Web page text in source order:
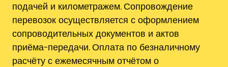
подачей и километражем. Сопровождение
перевозок осуществляется с оформлением
сопроводительных документов и актов
приёма-передачи. Оплата по безналичному
расчёту с ежемесячным отчётом о